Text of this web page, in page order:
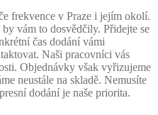
frekvence v Praze i jejím okolí.
vám to dosvědčily. Přidejte se
čas dodání vámi
Naši pracovníci vás
Objednávky však vyřizujeme
neustále na skladě. Nemusíte
dodání je naše priorita.